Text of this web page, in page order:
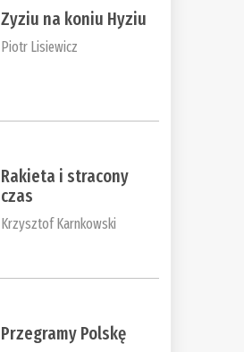
Zyziu na koniu Hyziu
Piotr Lisiewicz
Rakieta i stracony
czas
Krzysztof Karnkowski
Przegramy Polskę